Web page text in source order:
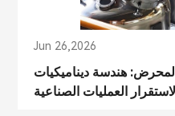
Jun 26,2026
هندسة ديناميكيات
العمليات الصناعية